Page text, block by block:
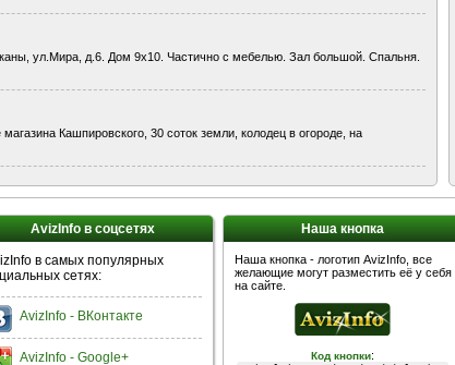
ул.Мира, д.6. Дом 9х10. Частично с мебелью. Зал большой. Спальня.
Кашпировского, 30 соток земли, колодец в огороде, на
AvizInfo в соцсетях
в самых популярных
сетях:
AvizInfo - ВКонтакте
AvizInfo - Google+
Наша кнопка
Наша кнопка - логотип AvizInfo, все
желающие могут разместить её у себя
на сайте.
Код кнопки: